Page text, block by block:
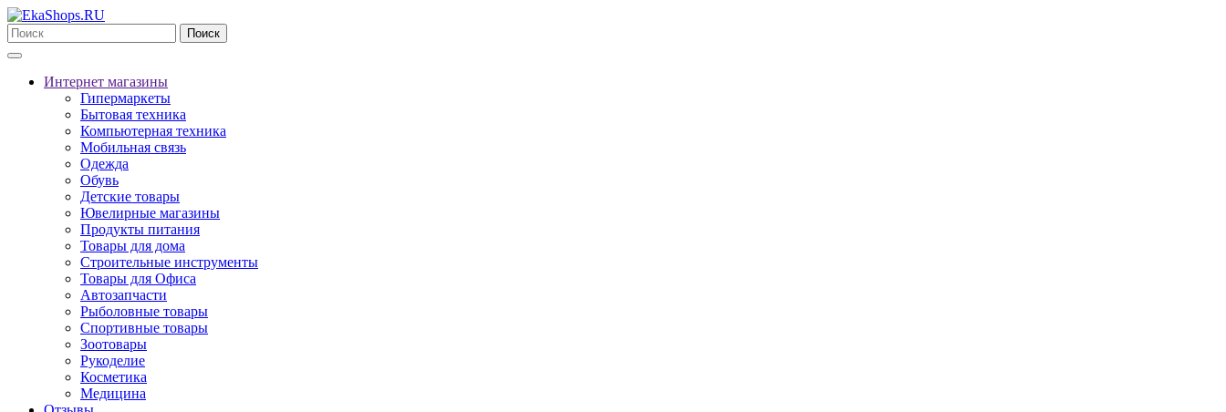
Поиск
Интернет магазины
Гипермаркеты
Бытовая техника
Компьютерная техника
Мобильная связь
Одежда
Обувь
Детские товары
Ювелирные магазины
Продукты питания
Товары для дома
Строительные инструменты
Товары для Офиса
Автозапчасти
Рыболовные товары
Спортивные товары
Зоотовары
Рукоделие
Косметика
Медицина